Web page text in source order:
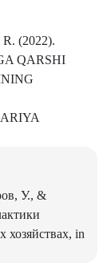
R. (2022).
QARSHI
У., &
хозяйствах, in